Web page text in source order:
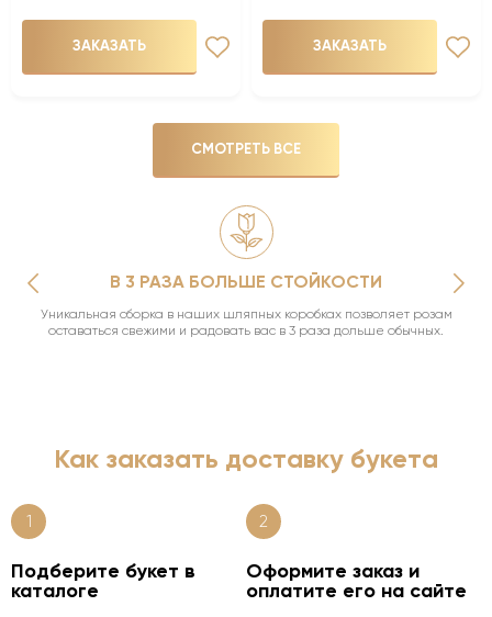
ЗАКАЗАТЬ ЗАКАЗАТЬ
СМОТРЕТЬ ВСЕ
В 3 РАЗА БОЛЬШЕ СТОЙКОСТИ
Уникальная сборка в наших шляпных коробках позволяет розам
оставаться свежими и радовать вас в 3 раза дольше обычных.
Как заказать доставку букета
1
Подберите букет в
каталоге
2
Оформите заказ и
оплатите его на сайте